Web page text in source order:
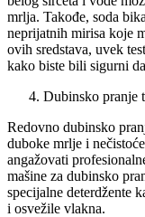
mrlja. Takođe, soda
neprijatnih mirisa koje
ovih sredstava, uvek
kako biste bili sigurni
Dubinsko pranje
Redovno dubinsko
duboke mrlje i
angažovati
mašine za dubinsko
specijalne deterdžente
i osvežile vlakna.